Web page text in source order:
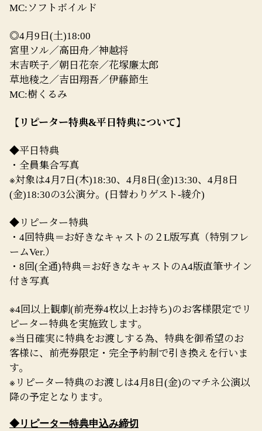
MC: ソフトボイルド
◎4月9 日(土)18:00
宮里ソル／高田舟／神越将
末吉咲子／朝日花奈／花塚廉太郎
草地稜之／吉田翔吾／伊藤節生
MC:樹くるみ
【リピーター特典&平日特典について】
◆平日特典
・全員集合写真
※対象は4月 7 日(木)18:30、 4月8 日(金)13:30、 4月8 日
(金)18:30の3公演分。 ( 日替わりゲスト -綾介)
◆リピーター特典
・ 4回特典＝お好きなキャストの２ L版写真（特別フレ
ームVer.）
・ 8回(全通)特典＝お好きなキャストのA4版直筆サイン
付き写真
※4回以上観劇(前売券4枚以上お持ち)のお客様限定でリ
ピーター特典を実施致します。
※当日確実に特典をお渡しする為、特典を御希望のお
客様に、前売券限定・完全予約制で引き換えを行いま
す。
※ リピーター特典のお渡しは4月8 日(金)のマチネ公演以
降の予定となります。
◆リピーター特典申込み締切